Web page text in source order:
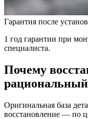
Гарантия после
1 год гарантии при
специалиста.
Почему
Оригинальная база
восстановление — по